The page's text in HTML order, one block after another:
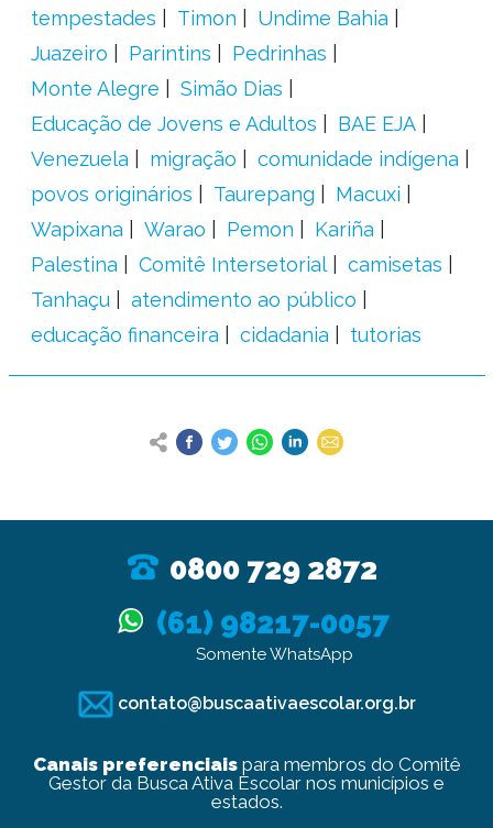
tempestades
Timon
Undime Bahia
Juazeiro
Parintins
Pedrinhas
Monte Alegre
Simão Dias
Educação de Jovens e Adultos
BAE EJA
Venezuela
migração
comunidade indígena
povos originários
Taurepang
Macuxi
Wapixana
Warao Pemon
Kariña
Palestina
Comitê Intersetorial
camisetas
Tanhaçu
atendimento ao público
educação financeira
cidadania tutorias
0800 729 2872
(61) 98217-0057
Somente WhatsApp
contato@buscaativaescolar.org.br
Canais preferenciaispara membros do Comitê
Gestor da Busca Ativa Escolar nos municípios e
estados.